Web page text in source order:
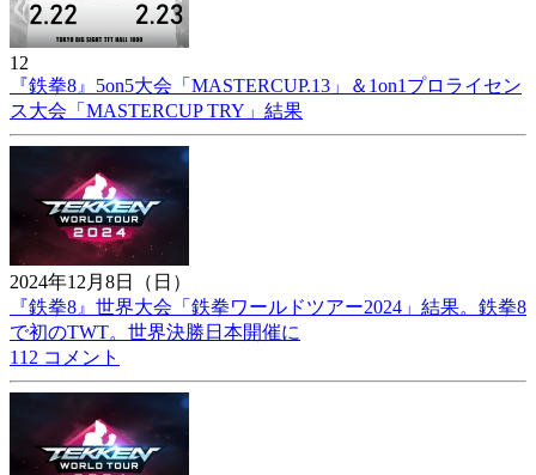
12
『鉄拳8』5on5大会「MASTERCUP.13」＆1on1プロライセン
ス大会「MASTERCUP TRY」結果
2024年12月8日（日）
『鉄拳8』世界大会「鉄拳ワールドツアー2024」結果。鉄拳8
で初のTWT。世界決勝日本開催に
112 コメント